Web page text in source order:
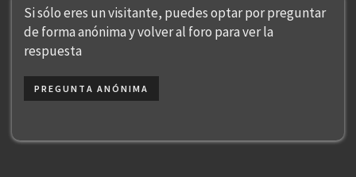
Si sólo eres un visitante, puedes optar por preguntar
de forma anónima y volver al foro para ver la
respuesta
PREGUNTA ANÓNIMA